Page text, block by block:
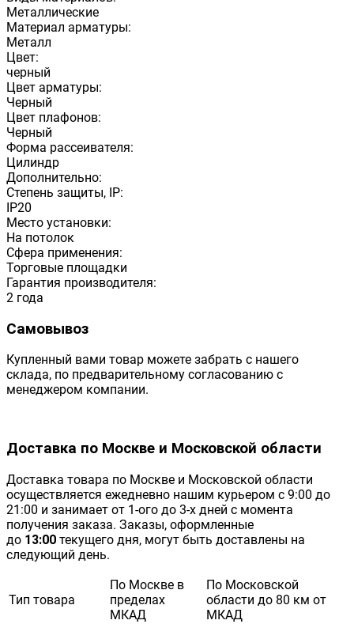
Металлические
Материал арматуры:
Металл
Цвет:
черный
Цвет арматуры:
Черный
Цвет плафонов:
Черный
Форма рассеивателя:
Цилиндр
Дополнительно:
Степень защиты, IP:
IP20
Место установки:
На потолок
Сфера применения:
Торговые площадки
Гарантия производителя:
2 года
Самовывоз
Купленный вами товар можете забрать с нашего
склада, по предварительному согласованию с
менеджером компании.
Доставка по Москве и Московской области
Доставка товара по Москве и Московской области
осуществляется ежедневно нашим курьером с 9:00 до
21:00 и занимает от 1-ого до 3-х дней с момента
получения заказа. Заказы, оформленные
до 13:00 текущего дня, могут быть доставлены на
следующий день.
Тип товара
По Москве в
пределах
МКАД
По Московской
области до 80 км от
МКАД